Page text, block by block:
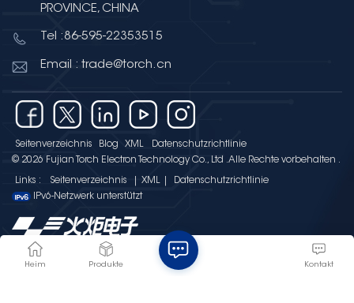
PROVINCE, CHINA
Tel :86-595-22353515
Email : trade@torch.cn
Seitenverzeichnis Blog XML
Datenschutzrichtlinie
© 2026 Fujian Torch Electron Technology Co., Ltd .Alle Rechte vorbehalten .
Links : Seitenverzeichnis XML
Datenschutzrichtlinie
IPv6-Netzwerk unterstützt
Heim Produkte Kontakt